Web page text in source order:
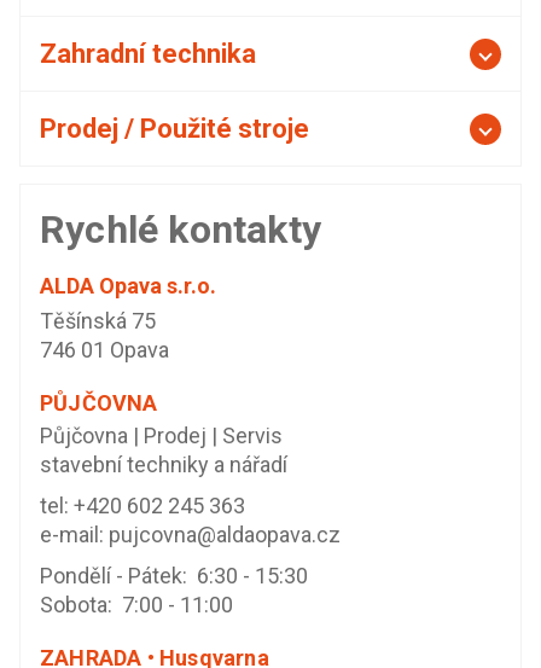
Zahradní technika
Prodej / Použité stroje
Rychlé kontakty
ALDA Opava s.r.o.
Těšínská 75
746 01 Opava
PŮJČOVNA
Půjčovna | Prodej | Servis
stavební techniky a nářadí
tel: +420 602 245 363
e-mail: pujcovna@aldaopava.cz
Pondělí - Pátek: 6:30 - 15:30
Sobota: 7:00 - 11:00
ZAHRADA • Husqvarna